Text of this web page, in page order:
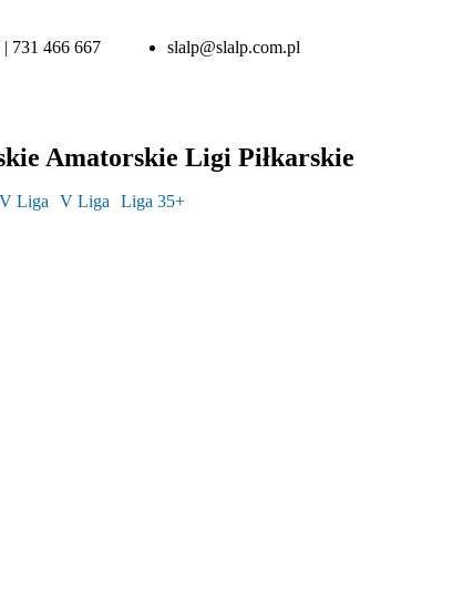
731 466 667 slalp@slalp.com.pl
Amatorskie Ligi Piłkarskie
Liga V Liga Liga 35+